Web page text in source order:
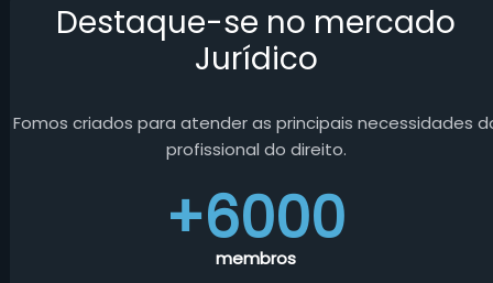
Destaque-se no mercado
Jurídico
Fomos criados para atender as principais necessidades
profissional do direito.
+6000
membros